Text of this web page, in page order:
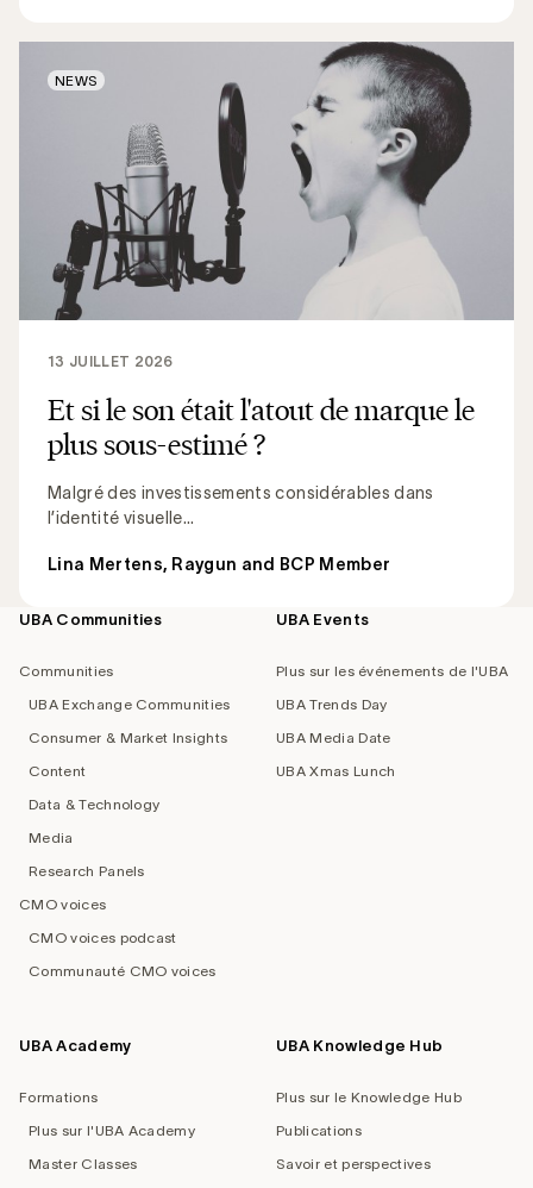
Et si le son était l'atout de marque le
plus sous-estimé ?
Malgré des investissements considérables dans
l’identité visuelle...
13 JUILLET 2026
Lina Mertens, Raygun and BCP Member
NEWS
Footer
UBA Communities
Communities
UBA Exchange Communities
Consumer & Market Insights
Content
Data & Technology
Media
Research Panels
CMO voices
CMO voices podcast
Communauté CMO voices
UBA Events
Plus sur les événements de l'UBA
UBA Trends Day
UBA Media Date
UBA Xmas Lunch
UBA Academy
Formations
Plus sur l'UBA Academy
Master Classes
UBA Knowledge Hub
Plus sur le Knowledge Hub
Publications
Savoir et perspectives